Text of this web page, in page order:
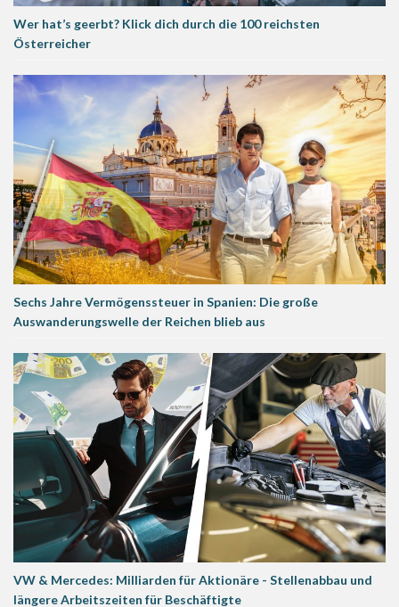
Wer hat’s geerbt? Klick dich durch die 100 reichsten
Österreicher
Sechs Jahre Vermögenssteuer in Spanien: Die große
Auswanderungswelle der Reichen blieb aus
VW & Mercedes: Milliarden für Aktionäre - Stellenabbau und
längere Arbeitszeiten für Beschäftigte